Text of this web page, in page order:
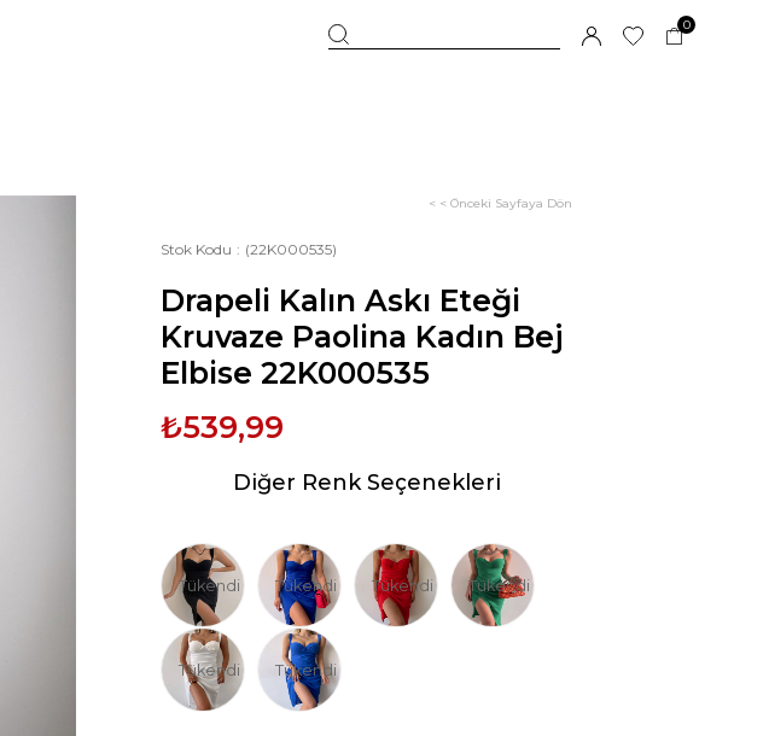
0
< < Önceki Sayfaya Dön
Stok Kodu (22K000535)
Drapeli Kalın Askı Eteği
Kruvaze Paolina Kadın Bej
Elbise 22K000535
₺539,99
Diğer Renk Seçenekleri
Tükendi Tükendi Tükendi Tükendi
Tükendi Tükendi